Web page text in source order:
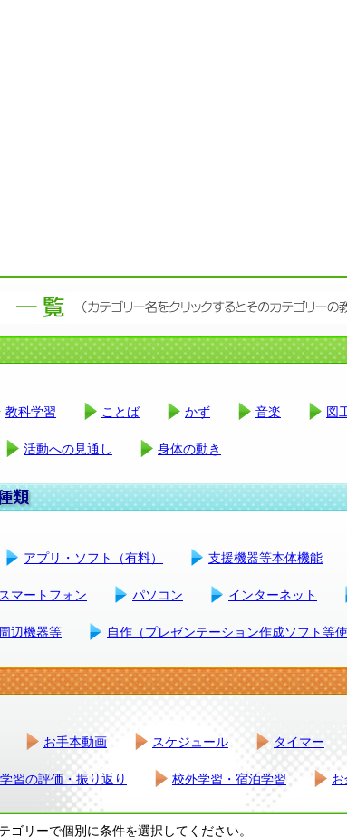
教科学習 ことば かず 音楽 図
活動への見通し 身体の動き
アプリ・ソフト（有料） 支援機器等本体機能
スマートフォン パソコン インターネット
周辺機器等 自作（プレゼンテーション作成ソフト等使
お手本動画 スケジュール タイマー
学習の評価・振り返り 校外学習・宿泊学習
リーで個別に条件を選択してください。